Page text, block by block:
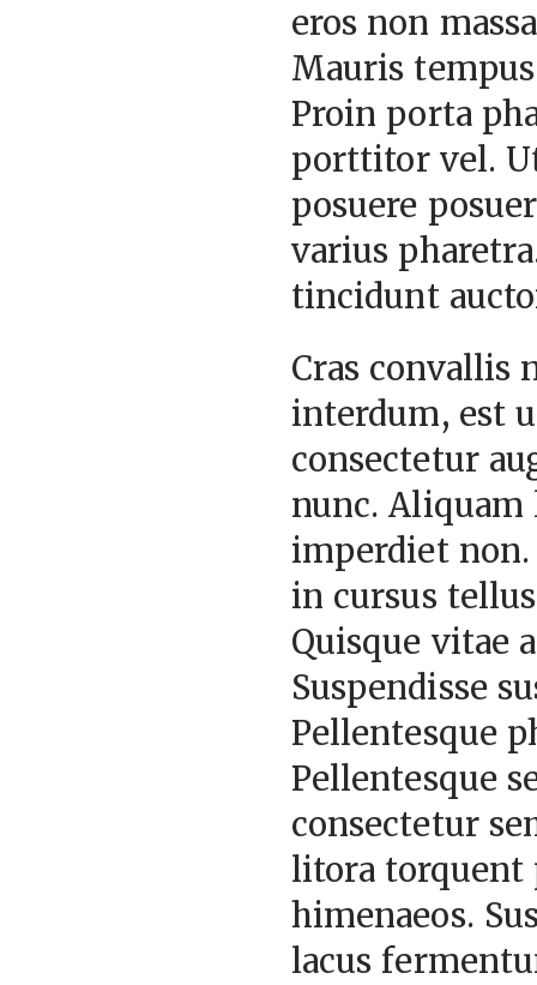
eros non
Mauris
Proin porta
porttitor vel.
posuere
varius
tincidunt
Cras convallis
interdum, est
consectetur
nunc.
imperdiet non.
in cursus
Quisque vitae
Suspendisse
Pellentesque
Pellentesque
consectetur
litora torquent
himenaeos.
lacus